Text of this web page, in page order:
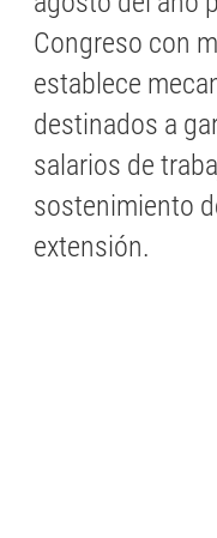
Congreso con
establece
destinados a
salarios de
sostenimiento
extensión.